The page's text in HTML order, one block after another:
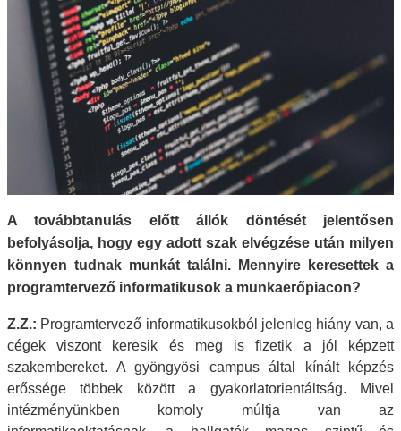
A továbbtanulás előtt állók döntését jelentősen
befolyásolja, hogy egy adott szak elvégzése után milyen
könnyen tudnak munkát találni. Mennyire keresettek a
programtervező informatikusok a munkaerőpiacon?
Z.Z.: Programtervező informatikusokból jelenleg hiány van, a
cégek viszont keresik és meg is fizetik a jól képzett
szakembereket. A gyöngyösi campus által kínált képzés
erőssége többek között a gyakorlatorientáltság. Mivel
intézményünkben komoly múltja van az